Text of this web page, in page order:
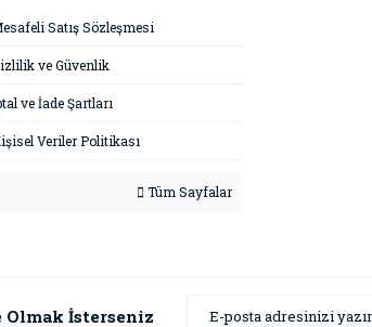
Satış Sözleşmesi
ve Güvenlik
ve İade Şartları
Veriler Politikası
Tüm Sayfalar
Olmak İsterseniz